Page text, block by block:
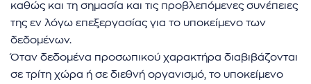
καθώς και τη σημασία και τις προβλεπόμενες συνέπειες
της εν λόγω επεξεργασίας για το υποκείμενο των
δεδομένων.
Όταν δεδομένα προσωπικού χαρακτήρα διαβιβάζονται
σε τρίτη χώρα ή σε διεθνή οργανισμό, το υποκείμενο